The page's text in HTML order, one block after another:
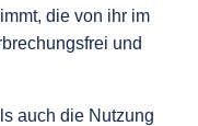
die von ihr im
und
auch die Nutzung